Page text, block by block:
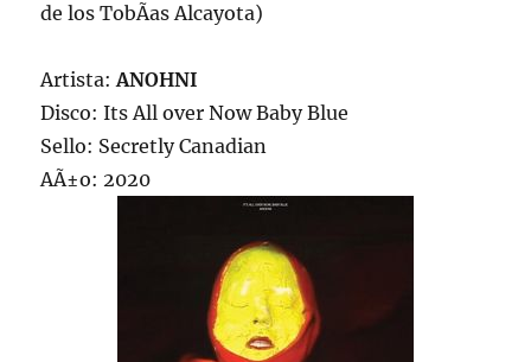
de los TobÃ­as Alcayota)
Artista:ANOHNI
Disco: Its All over Now Baby Blue
Sello: Secretly Canadian
AÃ±o: 2020